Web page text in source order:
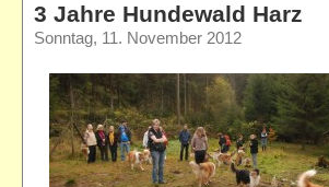
3 Jahre Hundewald Harz
Sonntag, 11. November 2012